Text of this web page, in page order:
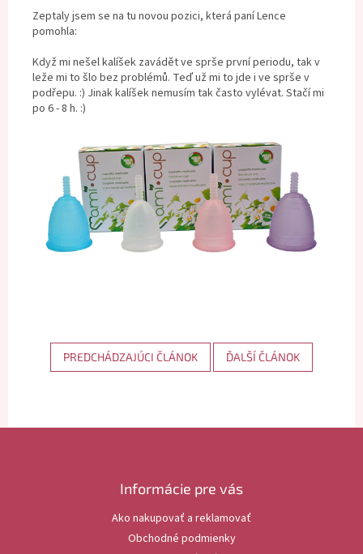
Zeptaly jsem se na tu novou pozici, která paní Lence
pomohla:
Když mi nešel kalíšek zavádět ve sprše první periodu, tak v
leže mi to šlo bez problémů. Teď už mi to jde i ve sprše v
podřepu. :) Jinak kalíšek nemusím tak často vylévat. Stačí mi
po 6 - 8 h. :)
PREDCHÁDZAJÚCI ČLÁNOK ĎALŠÍ ČLÁNOK
Informácie pre vás
Ako nakupovať a reklamovať
Obchodné podmienky